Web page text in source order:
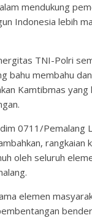
mendukung
Indonesia lebih
TNI-Polri
bahu membahu
Kamtibmas yang
0711/Pemalang
rangkaian
oleh seluruh
elemen